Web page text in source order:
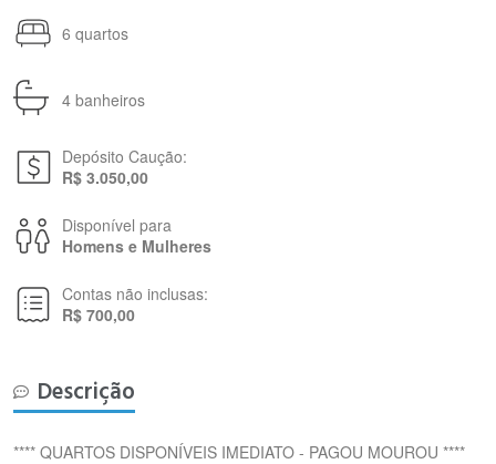
6 quartos
4 banheiros
Depósito Caução:
R$ 3.050,00
Disponível para
Homens e Mulheres
Contas não inclusas:
R$ 700,00
Descrição
**** QUARTOS DISPONÍVEIS IMEDIATO - PAGOU MOUROU ****